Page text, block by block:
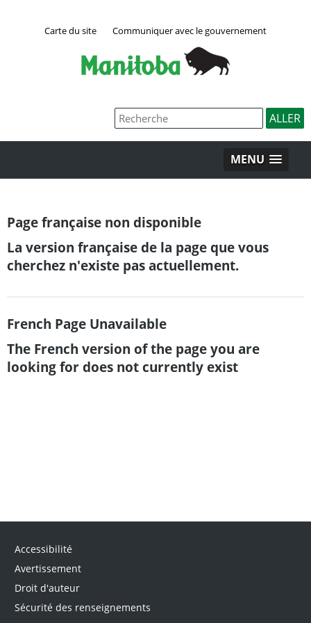
Carte du site Communiquer avec le gouvernement
MENU
Page française non disponible
La version française de la page que vous
cherchez n'existe pas actuellement.
French Page Unavailable
The French version of the page you are
looking for does not currently exist
Accessibilité
Avertissement
Droit d'auteur
Sécurité des renseignements